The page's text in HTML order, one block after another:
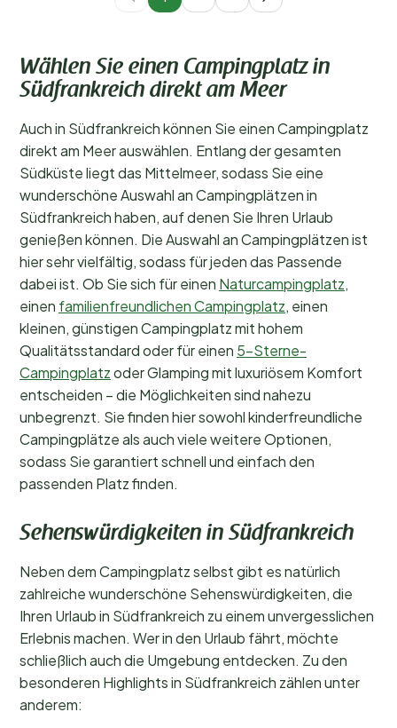
Wählen Sie einen Campingplatz in
Südfrankreich direkt am Meer
Auch in Südfrankreich können Sie einen Campingplatz
direkt am Meer auswählen. Entlang der gesamten
Südküste liegt das Mittelmeer, sodass Sie eine
wunderschöne Auswahl an Campingplätzen in
Südfrankreich haben, auf denen Sie Ihren Urlaub
genießen können. Die Auswahl an Campingplätzen ist
hier sehr vielfältig, sodass für jeden das Passende
dabei ist. Ob Sie sich für einen Naturcampingplatz,
einen familienfreundlichen Campingplatz, einen
kleinen, günstigen Campingplatz mit hohem
Qualitätsstandard oder für einen 5-Sterne-
Campingplatzoder Glamping mit luxuriösem Komfort
entscheiden – die Möglichkeiten sind nahezu
unbegrenzt. Sie finden hier sowohl kinderfreundliche
Campingplätze als auch viele weitere Optionen,
sodass Sie garantiert schnell und einfach den
passenden Platz finden.
Sehenswürdigkeiten in Südfrankreich
Neben dem Campingplatz selbst gibt es natürlich
zahlreiche wunderschöne Sehenswürdigkeiten, die
Ihren Urlaub in Südfrankreich zu einem unvergesslichen
Erlebnis machen. Wer in den Urlaub fährt, möchte
schließlich auch die Umgebung entdecken. Zu den
besonderen Highlights in Südfrankreich zählen unter
anderem: